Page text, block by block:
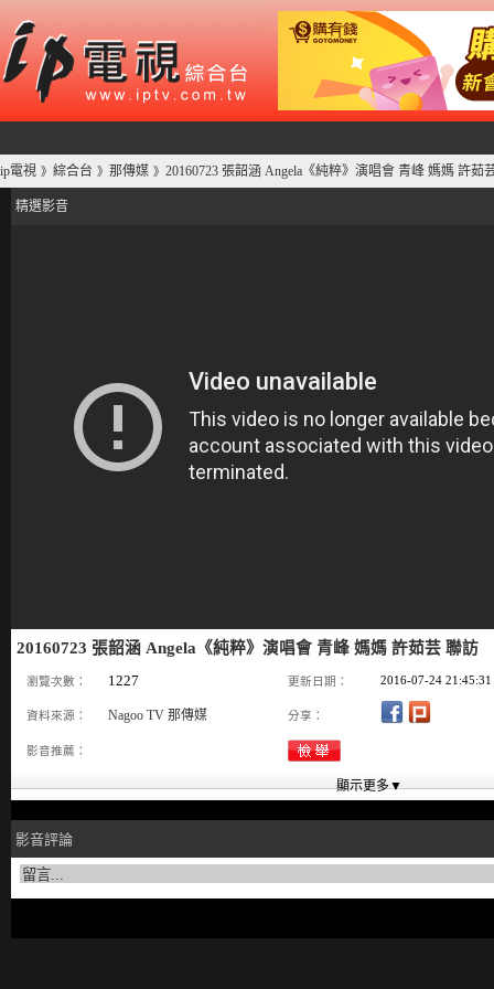
ip電視 》 綜合台 》 那傳媒 》 20160723 張韶涵 Angela《純粹》演唱會 青峰 媽媽 許茹
精選影音
20160723 張韶涵 Angela《純粹》演唱會 青峰 媽媽 許茹芸 聯訪
瀏覽次數： 1227 更新日期： 2016-07-24 21:45:31
資料來源： Nagoo TV 那傳媒 分享：
影音推薦：
影音評論